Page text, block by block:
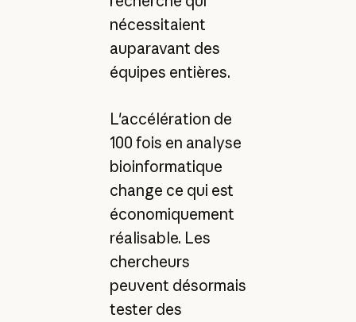
nécessitaient
auparavant des
équipes entières.
L'accélération de
100 fois en analyse
bioinformatique
change ce qui est
économiquement
réalisable. Les
chercheurs
peuvent désormais
tester des